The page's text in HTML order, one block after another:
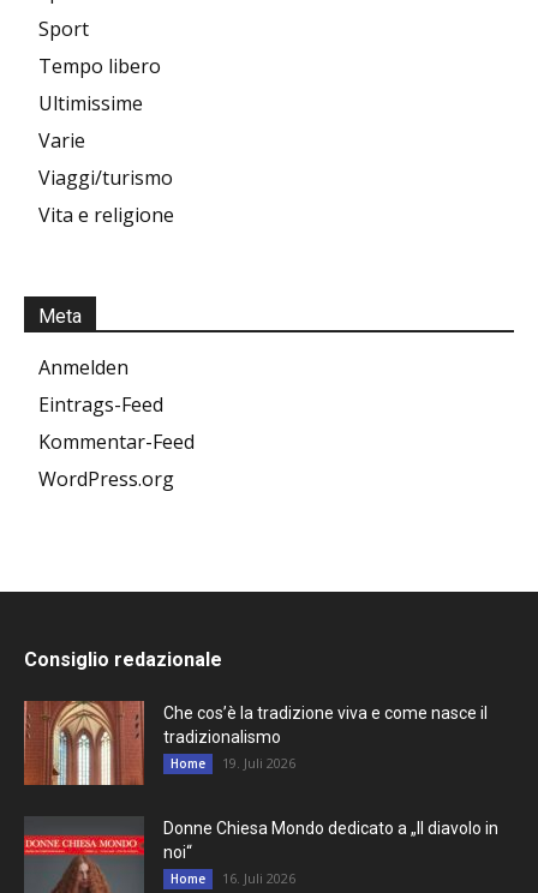
Sport
Tempo libero
Ultimissime
Varie
Viaggi/turismo
Vita e religione
Meta
Anmelden
Eintrags-Feed
Kommentar-Feed
WordPress.org
Consiglio redazionale
Che cos’è la tradizione viva e come nasce il
tradizionalismo
Home 19. Juli 2026
Donne Chiesa Mondo dedicato a „Il diavolo in
noi“
Home 16. Juli 2026